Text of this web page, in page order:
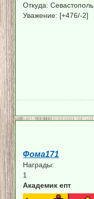
Откуда: Севастополь
Уважение: [+476/-2]
Фома171
Награды:
1
Академик епт